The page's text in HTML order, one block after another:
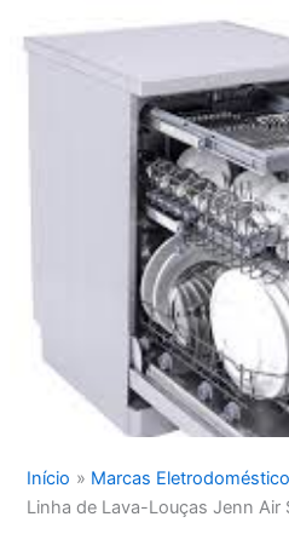
Início Marcas
Linha de Lava-Louças Jenn Air